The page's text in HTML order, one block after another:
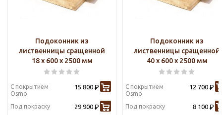
Подоконник из
лиственницы сращенной
18 х 600 х 2500 мм
С покрытием
Osmo
15 800 Р
Под покраску 29 900 Р
Подоконник из
лиственницы сращенной
40 х 600 х 2500 мм
С покрытием
Osmo
12 700 Р
Под покраску 8 100 Р